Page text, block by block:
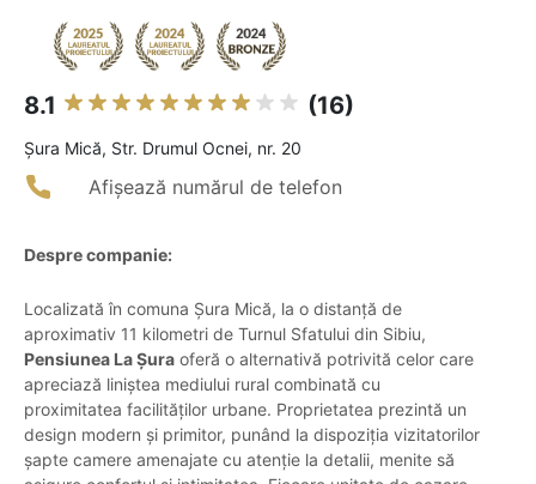
8.1 (16)
Şura Mică, Str. Drumul Ocnei, nr. 20
Afișează numărul de telefon
Despre companie:
Localizată în comuna Șura Mică, la o distanță de
aproximativ 11 kilometri de Turnul Sfatului din Sibiu,
Pensiunea La Șura oferă o alternativă potrivită celor care
apreciază liniștea mediului rural combinată cu
proximitatea facilităților urbane. Proprietatea prezintă un
design modern și primitor, punând la dispoziția vizitatorilor
șapte camere amenajate cu atenție la detalii, menite să